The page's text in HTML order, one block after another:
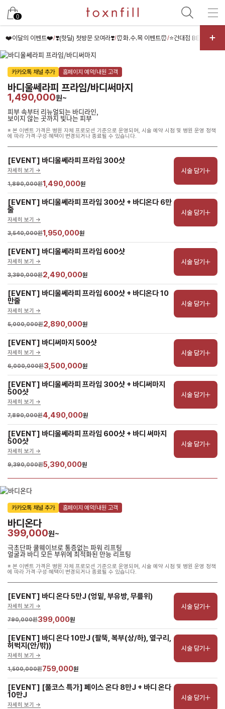
0
❤️이달의 이벤트❤️/❣️(핫딜) 첫방문 모여라❣️/⏰화.수.목 이벤트⏰/⭐건대점 BEST⭐/
카카오톡 채널 추가 홈페이지 예약/내원 고객
바디울쎄라피 프라임/바디써마지
1,490,000원~
피부 속부터 리뉴얼되는 바디라인,
보이지 않는 곳까지 빛나는 피부
※ 본 이벤트 가격은 병원 자체 프로모션 기준으로 운영되며, 시술 예약 시점 및 병원 운영 정책
에 따라 가격·구성·혜택이 변경되거나 종료될 수 있습니다.
[EVENT] 바디울쎄라피 프라임 300샷
자세히 보기 ->
1,890,000원1,490,000원
시술 담기
[EVENT] 바디울쎄라피 프라임 300샷 + 바디온다 6만
줄
자세히 보기 ->
3,540,000원1,950,000원
시술 담기
[EVENT] 바디울쎄라피 프라임 600샷
자세히 보기 ->
3,390,000원2,490,000원
시술 담기
[EVENT] 바디울쎄라피 프라임 600샷 + 바디온다 10
만줄
자세히 보기 ->
5,000,000원2,890,000원
시술 담기
[EVENT] 바디써마지 500샷
자세히 보기 ->
6,000,000원3,500,000원
시술 담기
[EVENT] 바디울쎄라피 프라임 300샷 + 바디써마지
500샷
자세히 보기 ->
7,890,000원4,490,000원
시술 담기
[EVENT] 바디울쎄라피 프라임 600샷 + 바디 써마지
500샷
자세히 보기 ->
9,390,000원5,390,000원
시술 담기
카카오톡 채널 추가 홈페이지 예약/내원 고객
바디온다
399,000원~
극초단파 쿨웨이브로 통증없는 파워 리프팅
얼굴과 바디 모든 부위에 최적화된 만능 리프팅
※ 본 이벤트 가격은 병원 자체 프로모션 기준으로 운영되며, 시술 예약 시점 및 병원 운영 정책
에 따라 가격·구성·혜택이 변경되거나 종료될 수 있습니다.
[EVENT] 바디 온다 5만J (엉밑, 부유방, 무릎위)
자세히 보기 ->
790,000원399,000원
시술 담기
[EVENT] 바디 온다 10만J (팔뚝, 복부(상/하), 옆구리,
허벅지(안/밖))
자세히 보기 ->
1,500,000원759,000원
시술 담기
[EVENT] [풀코스 특가] 페이스 온다 8만J + 바디 온다
10만J
자세히 보기 ->
시술 담기
남은 시술/관리권 예약
남은 시술/관리권 종류 선택
리프팅
색소
제모
여드름/모공
스킨부스터
체형
항노화수액
기타